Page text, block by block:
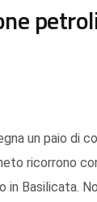
un paio
ricorrono
Basilicata.